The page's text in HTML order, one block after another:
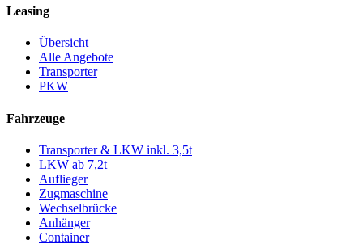
Leasing
Übersicht
Alle Angebote
Transporter
PKW
Fahrzeuge
Transporter & LKW inkl. 3,5t
LKW ab 7,2t
Auflieger
Zugmaschine
Wechselbrücke
Anhänger
Container